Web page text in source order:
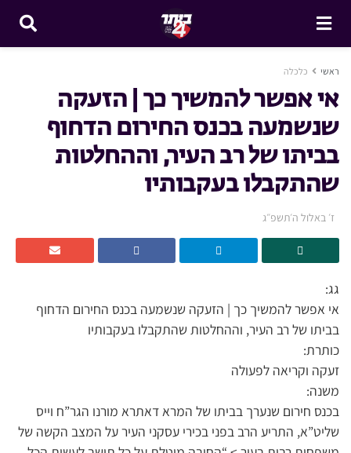
ראשי כלכלה
אי אפשר להמשיך כך | הזעקה
שנשמעה בכנס החירום הדחוף
בביתו של רב העיר, וההחלטות
שהתקבלו בעקבותיו
ז׳ באלול ה׳תשפ״ג
גג:
אי אפשר להמשיך כך | הזעקה שנשמעה בכנס החירום הדחוף
בביתו של רב העיר, וההחלטות שהתקבלו בעקבותיו
כותרת:
זעקה וקריאה לפעולה
משנה:
בכנס חירום שנערך בביתו של המרא דאתרא מורנו הגר”ח וייס
שליט”א, התריע הרב בפני בכירי עסקני העיר על המצב הקשה של